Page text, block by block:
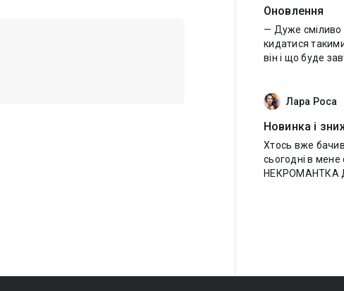
Оновлення
— Дуже сміливо
кидатися
він і що буде
Лара Роса
Новинка і
Хтось вже
сьогодні в
НЕКРОМАНТКА